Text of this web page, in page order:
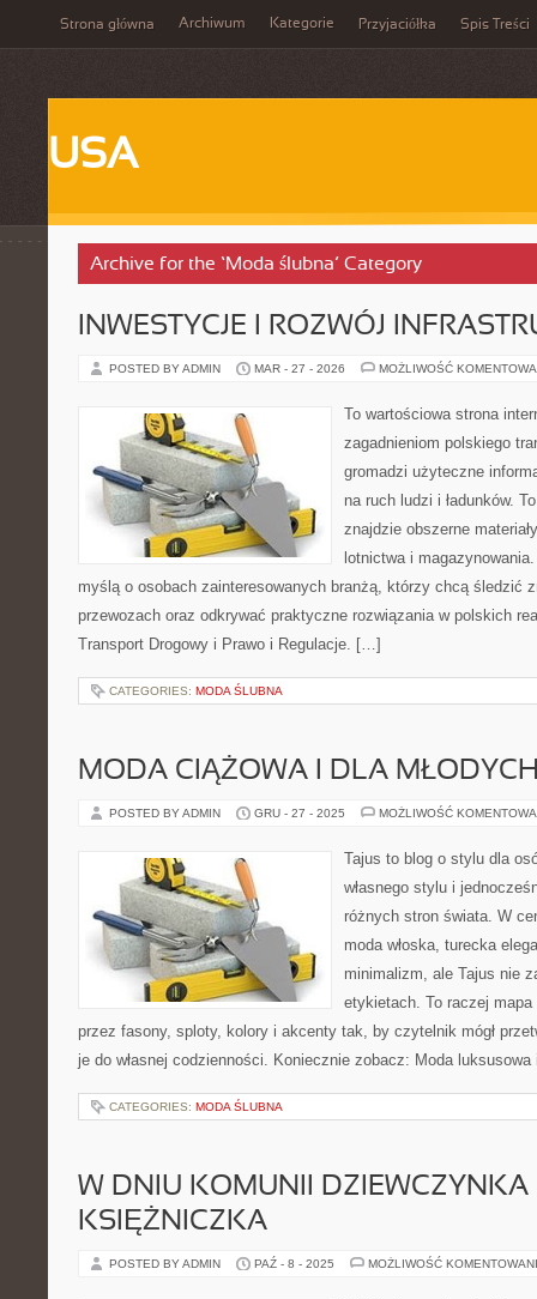
Strona główna Archiwum Kategorie Przyjaciółka Spis Treści
USA
Archive for the ‘Moda ślubna’ Category
INWESTYCJE I ROZWÓJ
POSTED BY ADMIN MAR - 27 - 2026 MOŻLIWOŚĆ
To wartościowa strona
zagadnieniom polskiego
gromadzi użyteczne
na ruch ludzi i ładunków.
znajdzie obszerne
lotnictwa i
myślą o osobach zainteresowanych branżą, którzy chcą śledzić
przewozach oraz odkrywać praktyczne rozwiązania w polskich
Transport Drogowy i Prawo i Regulacje. […]
CATEGORIES: MODA ŚLUBNA
MODA CIĄŻOWA I DLA
POSTED BY ADMIN GRU - 27 - 2025 MOŻLIWOŚĆ
Tajus to blog o stylu dla
własnego stylu i
różnych stron świata. W
moda włoska, turecka
minimalizm, ale Tajus nie
etykietach. To raczej
przez fasony, sploty, kolory i akcenty tak, by czytelnik mógł
je do własnej codzienności. Koniecznie zobacz: Moda
CATEGORIES: MODA ŚLUBNA
W DNIU KOMUNII DZIEWCZYNKA
KSIĘŻNICZKA
POSTED BY ADMIN PAŹ - 8 - 2025 MOŻLIWOŚĆ